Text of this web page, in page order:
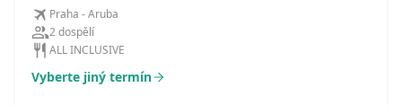
Praha - Aruba
2 dospělí
ALL INCLUSIVE
Vyberte jiný termín